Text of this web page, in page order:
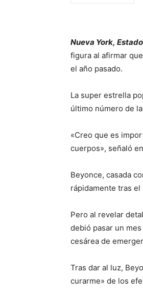
Nueva York,
figura al afirmar
el año pasado.
La super estrella
último número de
«Creo que es
cuerpos», señaló
Beyonce, casada
rápidamente tras
Pero al revelar
debió pasar un
cesárea de
Tras dar al luz,
curarme» de los